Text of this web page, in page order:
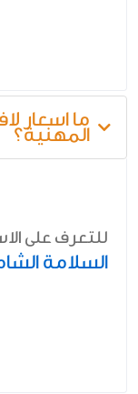
ما اسعار
المهنية؟
للتعرف على
السلامة